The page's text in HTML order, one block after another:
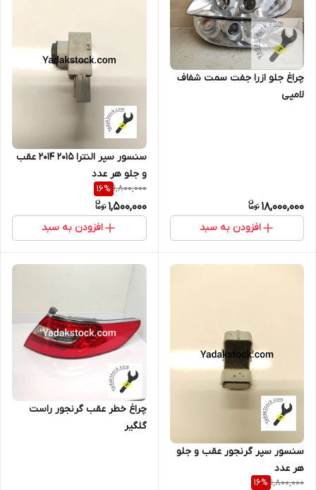
چراغ جلو ازرا جفت سمت شفاف
لامپی
18,000,000
افزودن به سبد
سنسور سپر النترا ۲۰۱۵ ۲۰۱۴ عقب
و جلو هر عدد
1,800,000
16%
1,500,000
افزودن به سبد
سنسور سپر گرنجور عقب و جلو
هر عدد
1,800,000
16%
چراغ خطر عقب گرنجور راست
گلگیر